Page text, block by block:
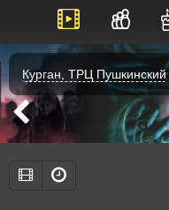
Курган, ТРЦ Пушкинский